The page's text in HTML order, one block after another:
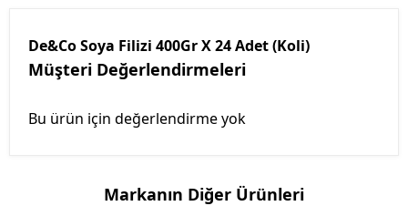
De&Co Soya Filizi 400Gr X 24 Adet (Koli)
Müşteri Değerlendirmeleri
Bu ürün için değerlendirme yok
Markanın Diğer Ürünleri